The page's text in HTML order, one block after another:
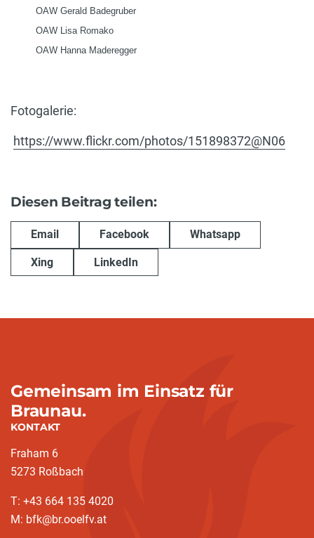
OAW Gerald Badegruber
OAW Lisa Romako
OAW Hanna Maderegger
Fotogalerie:
https://www.flickr.com/photos/151898372@N06
Diesen Beitrag teilen:
Email Facebook Whatsapp
Xing LinkedIn
Gemeinsam im Einsatz für
Braunau.
KONTAKT
Fraham 6
5273 Roßbach
T: +43 664 135 4020
M: bfk@br.ooelfv.at